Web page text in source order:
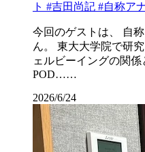
ト #吉田尚記 #自称ア
今回のゲストは、 自
ん。 東大大学院で研
ェルビーイングの関係
POD……
2026/6/24